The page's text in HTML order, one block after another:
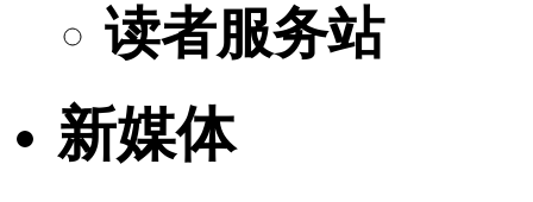
读者服务站
新媒体